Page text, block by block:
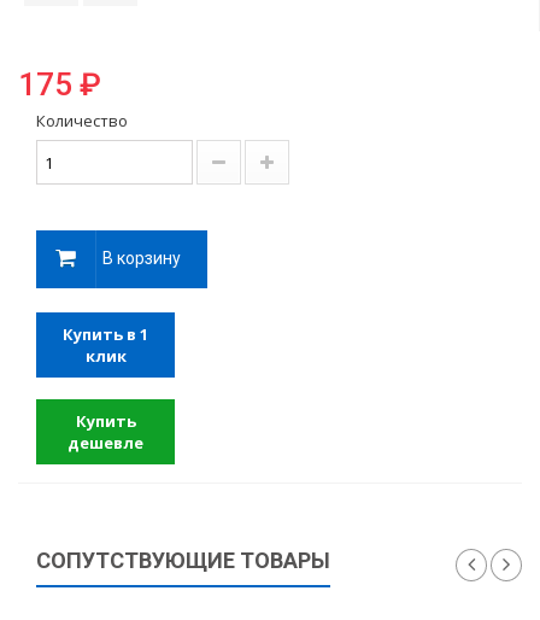
175 ₽
Количество
В корзину
Купить в 1
клик
Купить
дешевле
СОПУТСТВУЮЩИЕ ТОВАРЫ